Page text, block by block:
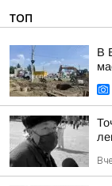
ТОП
В